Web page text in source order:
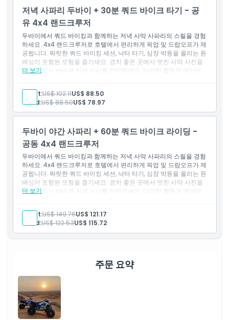
바싱
선셋 사진 촬영을 위한 정차
사막 사파리 캠프에서 아랍식 환영
아랍식 커피 및 대추야자
생수, 차, 커피
헤나 페인팅
사진 촬영을 위한 낙타 타기
사막 캠프에서 시샤 흡연
BBQ 인터내셔널 뷔페 저녁 식사
무제한 생수
라이브 타누라 댄스 공연
라이브 벨리 댄스 공연
남녀 공용 화장실 시설
참고:
다른 손님과 차량을 공유하고 싶지 않은 경우,프리미엄 이브닝
데저트 사파리를 개인 단독으로 예약하시고 쿼드 바이크는 추가
선택사항으로 이용 가능합니다.
저녁 사파리 두바이 + 30분 쿼드 바이크 타기 - 공
유 4x4 랜드크루저
두바이에서 쿼드 바이킹과 함께하는 저녁 사막 사파리의 스릴을 경험
하세요. 4x4 랜드크루저로 호텔에서 편리하게 픽업 및 드랍오프가 제
공됩니다. 짜릿한 쿼드 바이킹 세션, 낙타 타기, 심장 박동을 올리는 듄
배싱이 포함된 모험을 즐기세요. 경치 좋은 곳에서 멋진 사막 사진을
찍고 맛있는 바비큐 저녁 식사를 만끽하세요. 다양한 활동과 엔터테
약속합니다.
더 보기
포함 사항
두바이 호텔 또는 숙소에서 4x4 랜드크루저 픽업 및 하차
30분 쿼드 바이킹 (1인승)
이버가 진행하는 듄 배싱
일몰 사진 촬영을 위한 정차
샌드보딩
사막 사파리 캠프에서 아라비아식 환영
아라비아 커피 및 대추야자
생수, 차, 커피
헤나 페인팅
사진 촬영용 낙타 타기
사막 캠프에서 시샤 흡연
바비큐 인터내셔널 뷔페 디너
다른 손님과 차량을 함께 이용하기를 원하지 않으면
브닝 데저트 사파리
로 쿼드 바이킹 추가 가능합니다.
Adult:US$ 102.11US$ 88.50
Child:US$ 88.50US$ 78.97
두바이 야간 사파리 + 60분 쿼드 바이크 라이딩 -
공동 4x4 랜드크루저
두바이에서 쿼드 바이킹과 함께하는 저녁 사막 사파리의 스릴을 경험
하세요. 4x4 랜드크루저로 호텔에서 편리하게 픽업 및 드랍오프가 제
공됩니다. 짜릿한 쿼드 바이킹 세션, 낙타 타기, 심장 박동을 올리는 듄
배싱이 포함된 모험을 즐기세요. 경치 좋은 곳에서 멋진 사막 사진을
찍고 맛있는 바비큐 저녁 식사를 만끽하세요. 다양한 활동과 엔터테
약속합니다.
더 보기
포함 사항
두바이 호텔 또는 숙소에서 4x4 랜드크루저 픽업 및 하차
사막 사파리 캠프에서 아라비아 환영
아라비아 커피 & 대추야자
물, 차, 커피
헤나 페인팅
사진 촬영을 위한 낙타 타기
Adult:US$ 149.76US$ 121.17
Child:US$ 122.53US$ 115.72
주문 요약